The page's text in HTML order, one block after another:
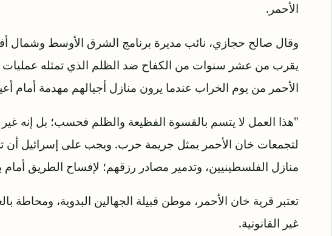
الأحمر.
وقال صالح حجازي، نائب مديرة برنامج الشرق الأوسط وشمال
يقرب من عشر سنوات من الكفاح ضد الظلم الذي تمثله
الأحمر من يوم الخراب عندما يرون منازل أجيالهم مهدمة أمام
"هذا العمل لا يتسم بالقسوة الفظيعة والظلم فحسب؛ بل إنه غير
لتجمعات خان الأحمر يمثل جريمة حرب. ويجب على إسرائيل أن
منازل الفلسطينيين، وتدمير مصادر رزقهم؛ لإفساح الطريق
تعتبر قرية خان الأحمر، موطن قبيلة الجهالين البدوية، ومحاطة
غير القانونية.